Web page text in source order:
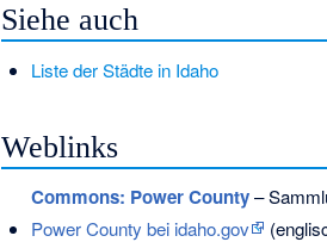
Siehe auch
Liste der Städte in Idaho
Weblinks
Commons: Power County–
Power County bei idaho.gov